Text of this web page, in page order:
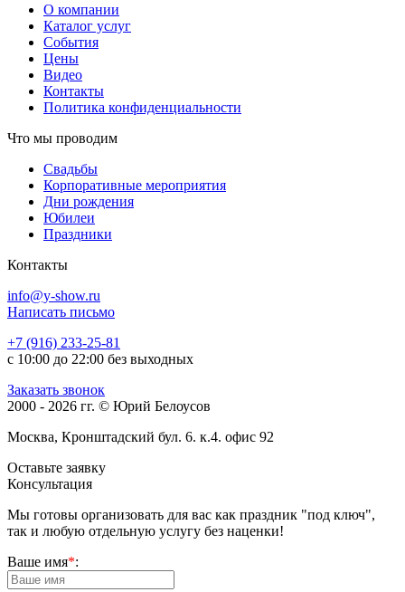
О компании
Каталог услуг
События
Цены
Видео
Контакты
Политика конфиденциальности
Что мы проводим
Свадьбы
Корпоративные мероприятия
Дни рождения
Юбилеи
Праздники
Контакты
info@y-show.ru
Написать письмо
+7 (916) 233-25-81
с 10:00 до 22:00 без выходных
Заказать звонок
2000 - 2026 гг. © Юрий Белоусов
Москва, Кронштадский бул. 6. к.4. офис 92
Оставьте заявку
Консультация
Мы готовы организовать для вас как праздник "под ключ",
так и любую отдельную услугу без наценки!
Ваше имя*: